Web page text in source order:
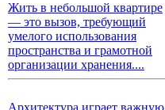
Жить в небольшой квартире
— это вызов, требующий
умелого использования
пространства и грамотной
организации хранения....
Архитектура играет важную